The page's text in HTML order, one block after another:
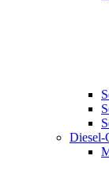
Diesel-